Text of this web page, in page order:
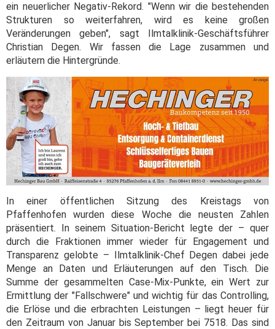
ein neuerlicher Negativ-Rekord. "Wenn wir die bestehenden
Strukturen so weiterfahren, wird es keine großen
Veränderungen geben", sagt Ilmtalklinik-Geschäftsführer
Christian Degen. Wir fassen die Lage zusammen und
erläutern die Hintergründe.
In einer öffentlichen Sitzung des Kreistags von
Pfaffenhofen wurden diese Woche die neusten Zahlen
präsentiert. In seinem Situation-Bericht legte der – quer
durch die Fraktionen immer wieder für Engagement und
Transparenz gelobte – Ilmtalklinik-Chef Degen dabei jede
Menge an Daten und Erläuterungen auf den Tisch. Die
Summe der gesammelten Case-Mix-Punkte, ein Wert zur
Ermittlung der "Fallschwere" und wichtig für das Controlling,
die Erlöse und die erbrachten Leistungen – liegt heuer für
den Zeitraum von Januar bis September bei 7518. Das sind